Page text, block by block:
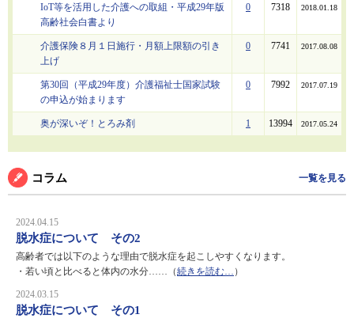
IoT等を活用した介護への取組・平成29年版
高齢社会白書より
0 7318 2018.01.18
介護保険８月１日施行・月額上限額の引き
上げ
0 7741 2017.08.08
第30回（平成29年度）介護福祉士国家試験
の申込が始まります
0 7992 2017.07.19
奥が深いぞ！とろみ剤 1 13994 2017.05.24
コラム 一覧を見る
2024.04.15
脱水症について その2
高齢者では以下のような理由で脱水症を起こしやすくなります。
・若い頃と比べると体内の水分……（続きを読む… ）
2024.03.15
脱水症について その1